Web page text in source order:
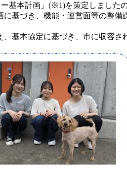
基本計画」(※1)を策定しました
基づき、機能・運営面等の整備
基本協定に基づき、市に収容